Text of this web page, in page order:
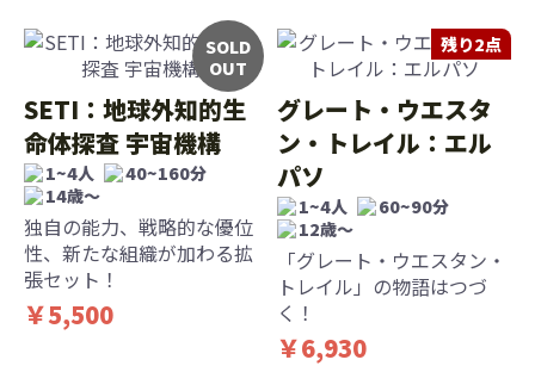
SOLD
OUT
SETI：地球外知的生
命体探査 宇宙機構
1~4人
40~160分
14歳〜
独自の能力、戦略的な優位
性、新たな組織が加わる拡
張セット！
￥5,500
残り2点
グレート・ウエスタ
ン・トレイル：エル
パソ
1~4人
60~90分
12歳〜
「グレート・ウエスタン・
トレイル」の物語はつづ
く！
￥6,930